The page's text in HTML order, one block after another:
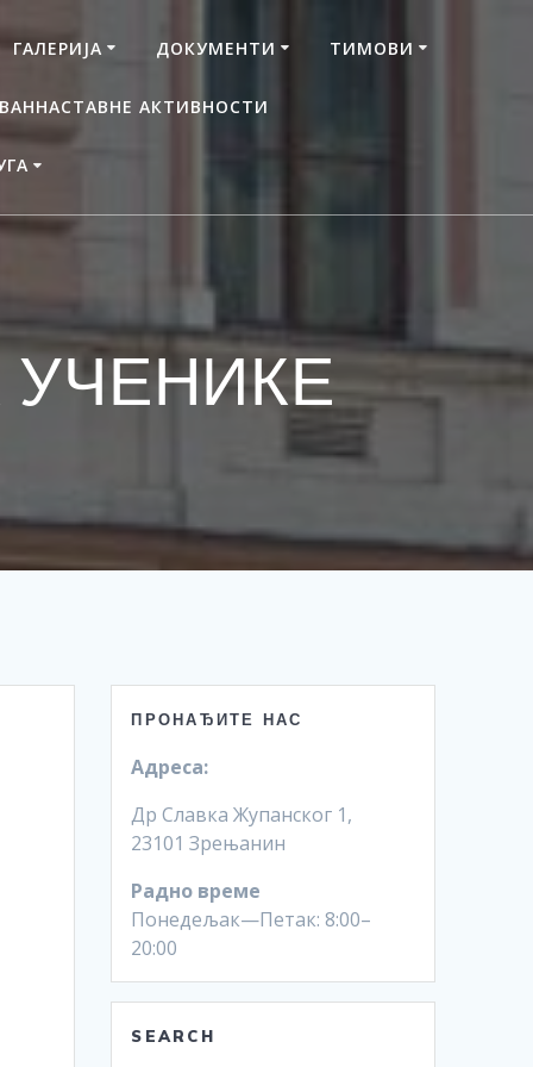
ГАЛЕРИЈА ДОКУМЕНТИ ТИМОВИ
ВАННАСТАВНЕ АКТИВНОСТИ
ПРОНАЂИТЕ НАС
Адреса:
Др Славка Жупанског 1,
23101 Зрењанин
Радно време
Понедељак—Петак: 8:00–
20:00
SEARCH